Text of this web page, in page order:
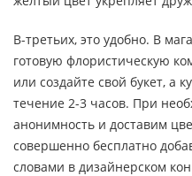
В-третьих, это удобно. В
готовую флористическую
или создайте свой букет, а
течение 2-3 часов. При
анонимность и доставим
совершенно бесплатно
словами в дизайнерском